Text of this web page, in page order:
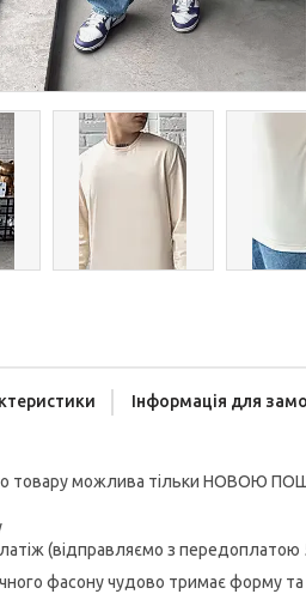
Інформація для
товару можлива тільки НОВОЮ
(відправляємо з передоплатою
фасону чудово тримає форму